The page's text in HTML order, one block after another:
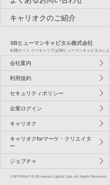
キャリオクのご紹介
SBヒューマンキャピタル株式会社
転職サイト イーキャリアはSBヒューマンキャピタルに
会社案内
利用規約
セキュリティポリシー
企業ログイン
キャリオク
キャリオクforマーケ・クリエイタ
ー
ジョブチャ
COPYRIGHT © SB Human Capital Corp. All Rights Reserved.